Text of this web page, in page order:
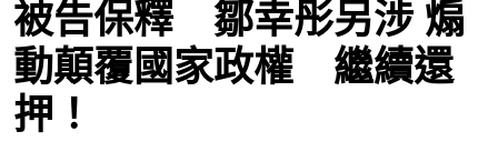
觀點
博客
被告保釋 鄒幸彤另涉 煽
動顛覆國家政權 繼續還
押！